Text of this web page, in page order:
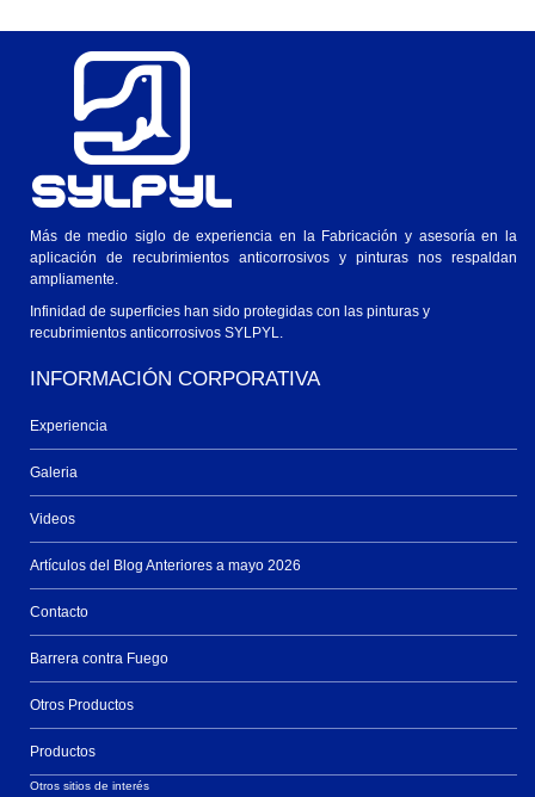
Más de medio siglo de experiencia en la Fabricación y asesoría en la
aplicación de recubrimientos anticorrosivos y pinturas nos respaldan
ampliamente.
Infinidad de superficies han sido protegidas con las pinturas y
recubrimientos anticorrosivos SYLPYL.
INFORMACIÓN CORPORATIVA
Experiencia
Galeria
Videos
Artículos del Blog Anteriores a mayo 2026
Contacto
Barrera contra Fuego
Otros Productos
Productos
Otros sitios de interés